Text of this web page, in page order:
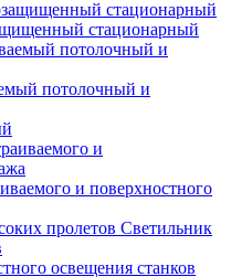
стационарный
потолочный и
и поверхностного
Светильник